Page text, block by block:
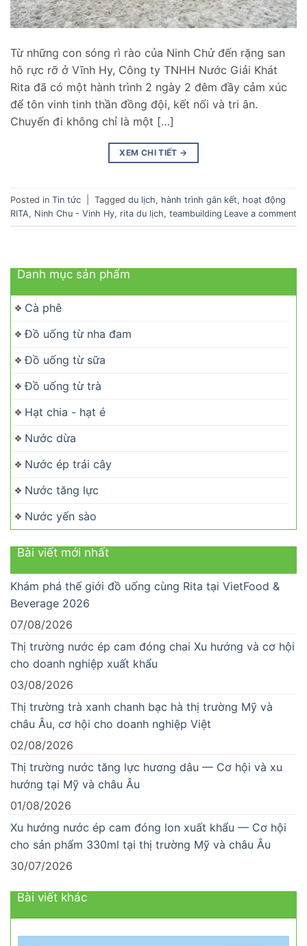
Từ những con sóng rì rào của Ninh Chử đến rặng san
hô rực rỡ ở Vĩnh Hy, Công ty TNHH Nước Giải Khát
Rita đã có một hành trình 2 ngày 2 đêm đầy cảm xúc
để tôn vinh tinh thần đồng đội, kết nối và tri ân.
Chuyến đi không chỉ là một […]
XEM CHI TIẾT →
Posted in Tin tức Tagged du lịch, hành trình gắn kết, hoạt động
RITA, Ninh Chu - Vinh Hy, rita du lịch, teambuilding Leave a comment
Danh mục sản phẩm
Cà phê
Đồ uống từ nha đam
Đồ uống từ sữa
Đồ uống từ trà
Hạt chia - hạt é
Nước dừa
Nước ép trái cây
Nước tăng lực
Nước yến sào
Bài viết mới nhất
Khám phá thế giới đồ uống cùng Rita tại VietFood &
Beverage 2026
07/08/2026
Thị trường nước ép cam đóng chai Xu hướng và cơ hội
cho doanh nghiệp xuất khẩu
03/08/2026
Thị trường trà xanh chanh bạc hà thị trường Mỹ và
châu Âu, cơ hội cho doanh nghiệp Việt
02/08/2026
Thị trường nước tăng lực hương dâu — Cơ hội và xu
hướng tại Mỹ và châu Âu
01/08/2026
Xu hướng nước ép cam đóng lon xuất khẩu — Cơ hội
cho sản phẩm 330ml tại thị trường Mỹ và châu Âu
30/07/2026
Bài viết khác